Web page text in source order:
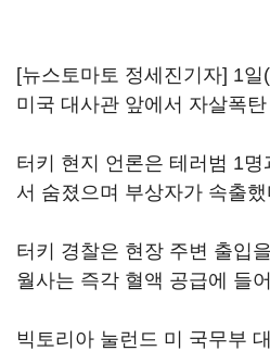
[뉴스토마토 정세진기자] 1
미국 대사관 앞에서 자살폭
터키 현지 언론은 테러범 1명
서 숨졌으며 부상자가 속출
터키 경찰은 현장 주변 출입
월사는 즉각 혈액 공급에 들
빅토리아 눌런드 미 국무부